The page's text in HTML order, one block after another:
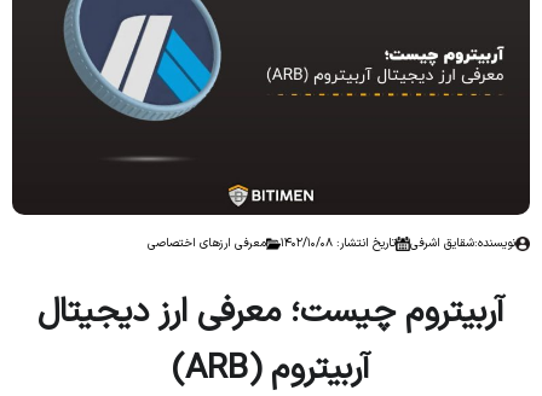
نویسنده:شقایق اشرفی تاریخ انتشار: 1402/10/08 معرفی ارزهای اختصاصی
آربیتروم چیست؛ معرفی ارز دیجیتال
آربیتروم (ARB)